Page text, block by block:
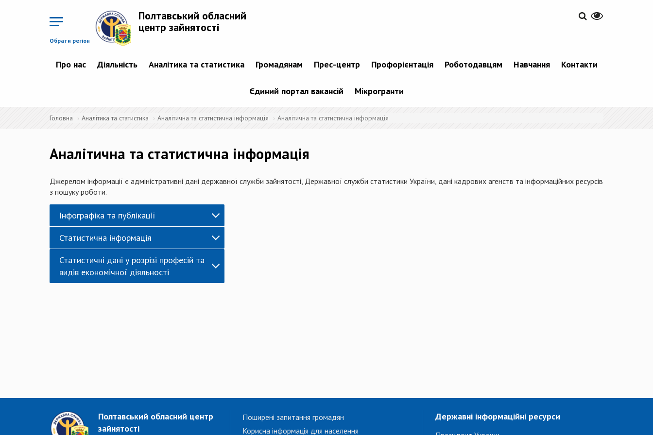
Обрати регіон
Полтавський обласний
центр зайнятості
Про нас Діяльність Аналітика та статистика Громадянам Прес-центр Профорієнтація Роботодавцям Навчання Контакти
Єдиний портал вакансій Мікрогранти
Головна Аналітика та статистика Аналітична та статистична інформація Аналітична та статистична інформація
Аналітична та статистична інформація
Джерелом інформації є адміністративні дані державної служби зайнятості, Державної служби статистики України, дані кадрових агенств та інформаційних ресурсів
з пошуку роботи.
Інфографіка та публікації
Статистична інформація
Статистичні дані у розрізі професій та
видів економічної діяльності
Полтавський обласний центр
зайнятості
Поширені запитання громадян
Корисна інформація для населення
Державні інформаційні ресурси